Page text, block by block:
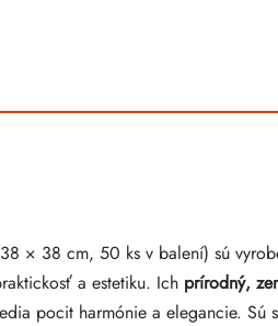
× 38 cm, 50 ks v balení) sú
a estetiku. Ich prírodný,
pocit harmónie a elegancie. Sú